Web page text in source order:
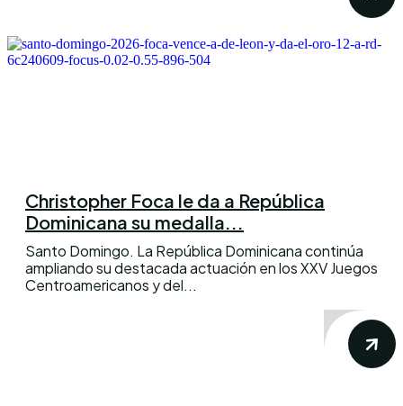
Christopher Foca le da a República
Dominicana su medalla...
Santo Domingo. La República Dominicana continúa
ampliando su destacada actuación en los XXV Juegos
Centroamericanos y del...